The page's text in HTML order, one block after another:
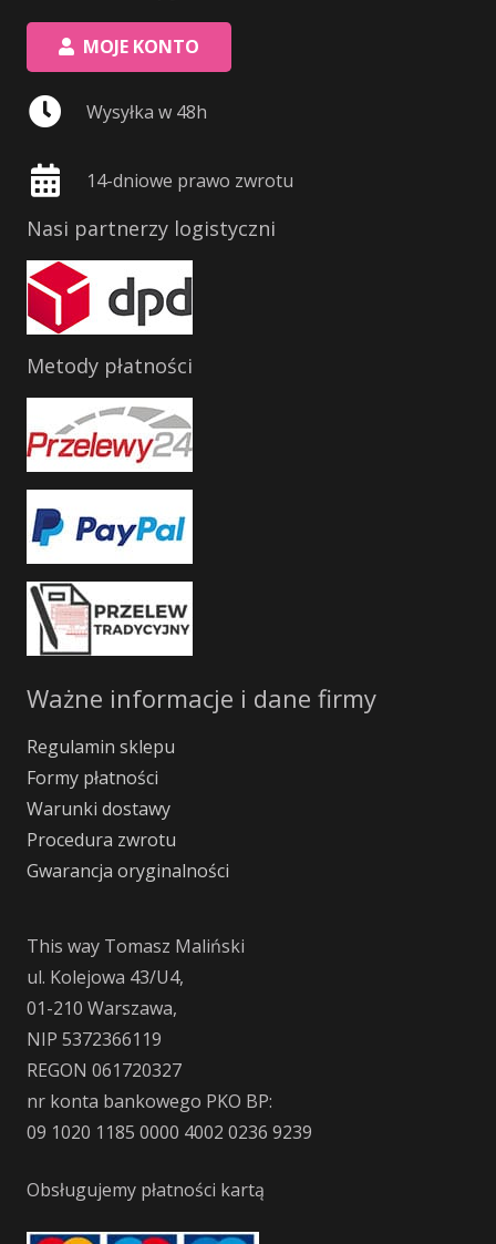
MOJE KONTO
Wysyłka w 48h
14-dniowe prawo zwrotu
Nasi partnerzy logistyczni
Metody płatności
Ważne informacje i dane firmy
Regulamin sklepu
Formy płatności
Warunki dostawy
Procedura zwrotu
Gwarancja oryginalności
This way Tomasz Maliński
ul. Kolejowa 43/U4,
01-210 Warszawa,
NIP 5372366119
REGON 061720327
nr konta bankowego PKO BP:
09 1020 1185 0000 4002 0236 9239
Obsługujemy płatności kartą